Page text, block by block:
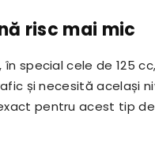
risc mai mic
special cele de 125
și necesită același
pentru acest tip